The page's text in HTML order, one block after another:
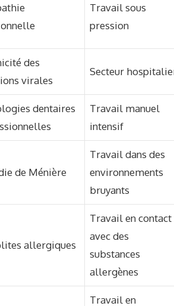
Travail sous
pression
des
virales
Secteur
dentaires
Travail manuel
intensif
de Ménière
Travail dans des
environnements
bruyants
allergiques
Travail en contact
avec des
substances
allergènes
Travail en